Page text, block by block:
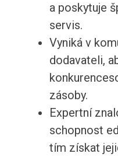
a poskytuje
servis.
Vyniká v
dodavateli,
zásoby.
Expertní
schopnost
tím získat